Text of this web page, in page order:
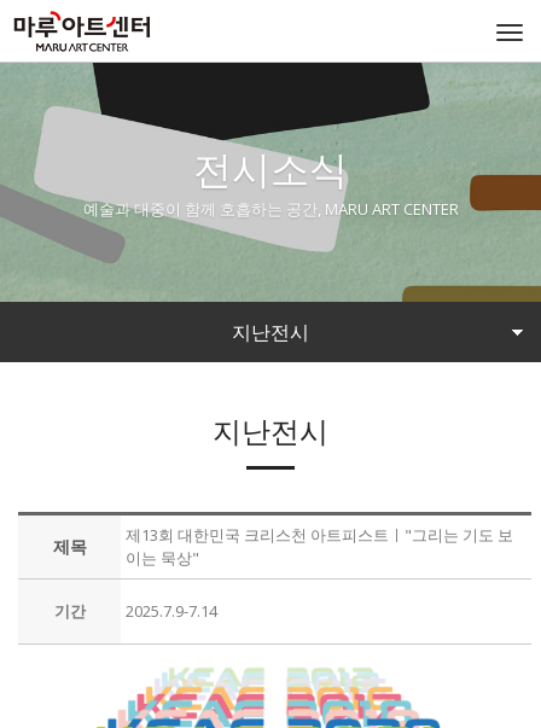
전시소식
예술과 대중이 함께 호흡하는 공간, MARU ART CENTER
지난전시
지난전시
제목
제13회 대한민국 크리스천 아트피스트ㅣ"그리는 기도 보
이는 묵상"
기간 2025.7.9-7.14